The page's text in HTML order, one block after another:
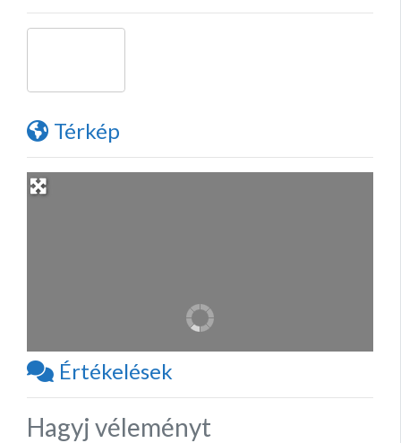
Térkép
Értékelések
Hagyj véleményt